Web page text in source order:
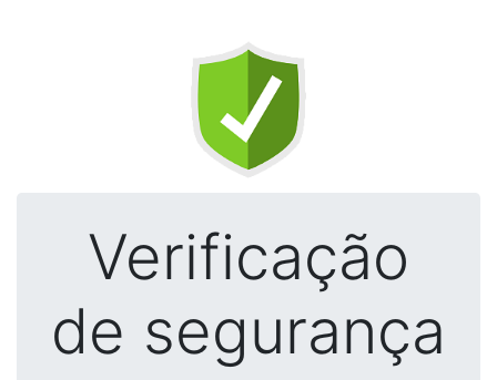
Verificação
de segurança